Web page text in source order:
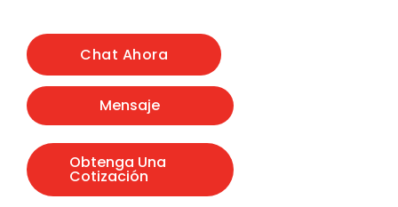
Chat Ahora
Mensaje
Obtenga Una
Cotización